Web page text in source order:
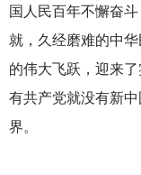
国人民百年不懈奋
就，久经磨难的中
的伟大飞跃，迎来
有共产党就没有新
界。